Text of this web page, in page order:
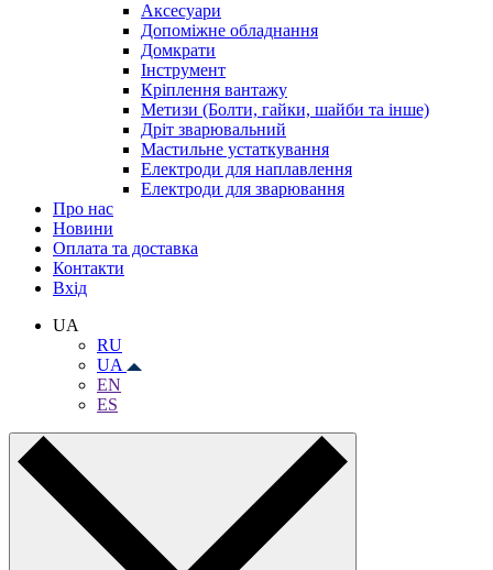
Аксесуари
Допоміжне обладнання
Домкрати
Інструмент
Кріплення вантажу
Метизи (Болти, гайки, шайби та інше)
Дріт зварювальний
Мастильне устаткування
Електроди для наплавлення
Електроди для зварювання
Про нас
Новини
Оплата та доставка
Контакти
Вхiд
UA
RU
UA
EN
ES